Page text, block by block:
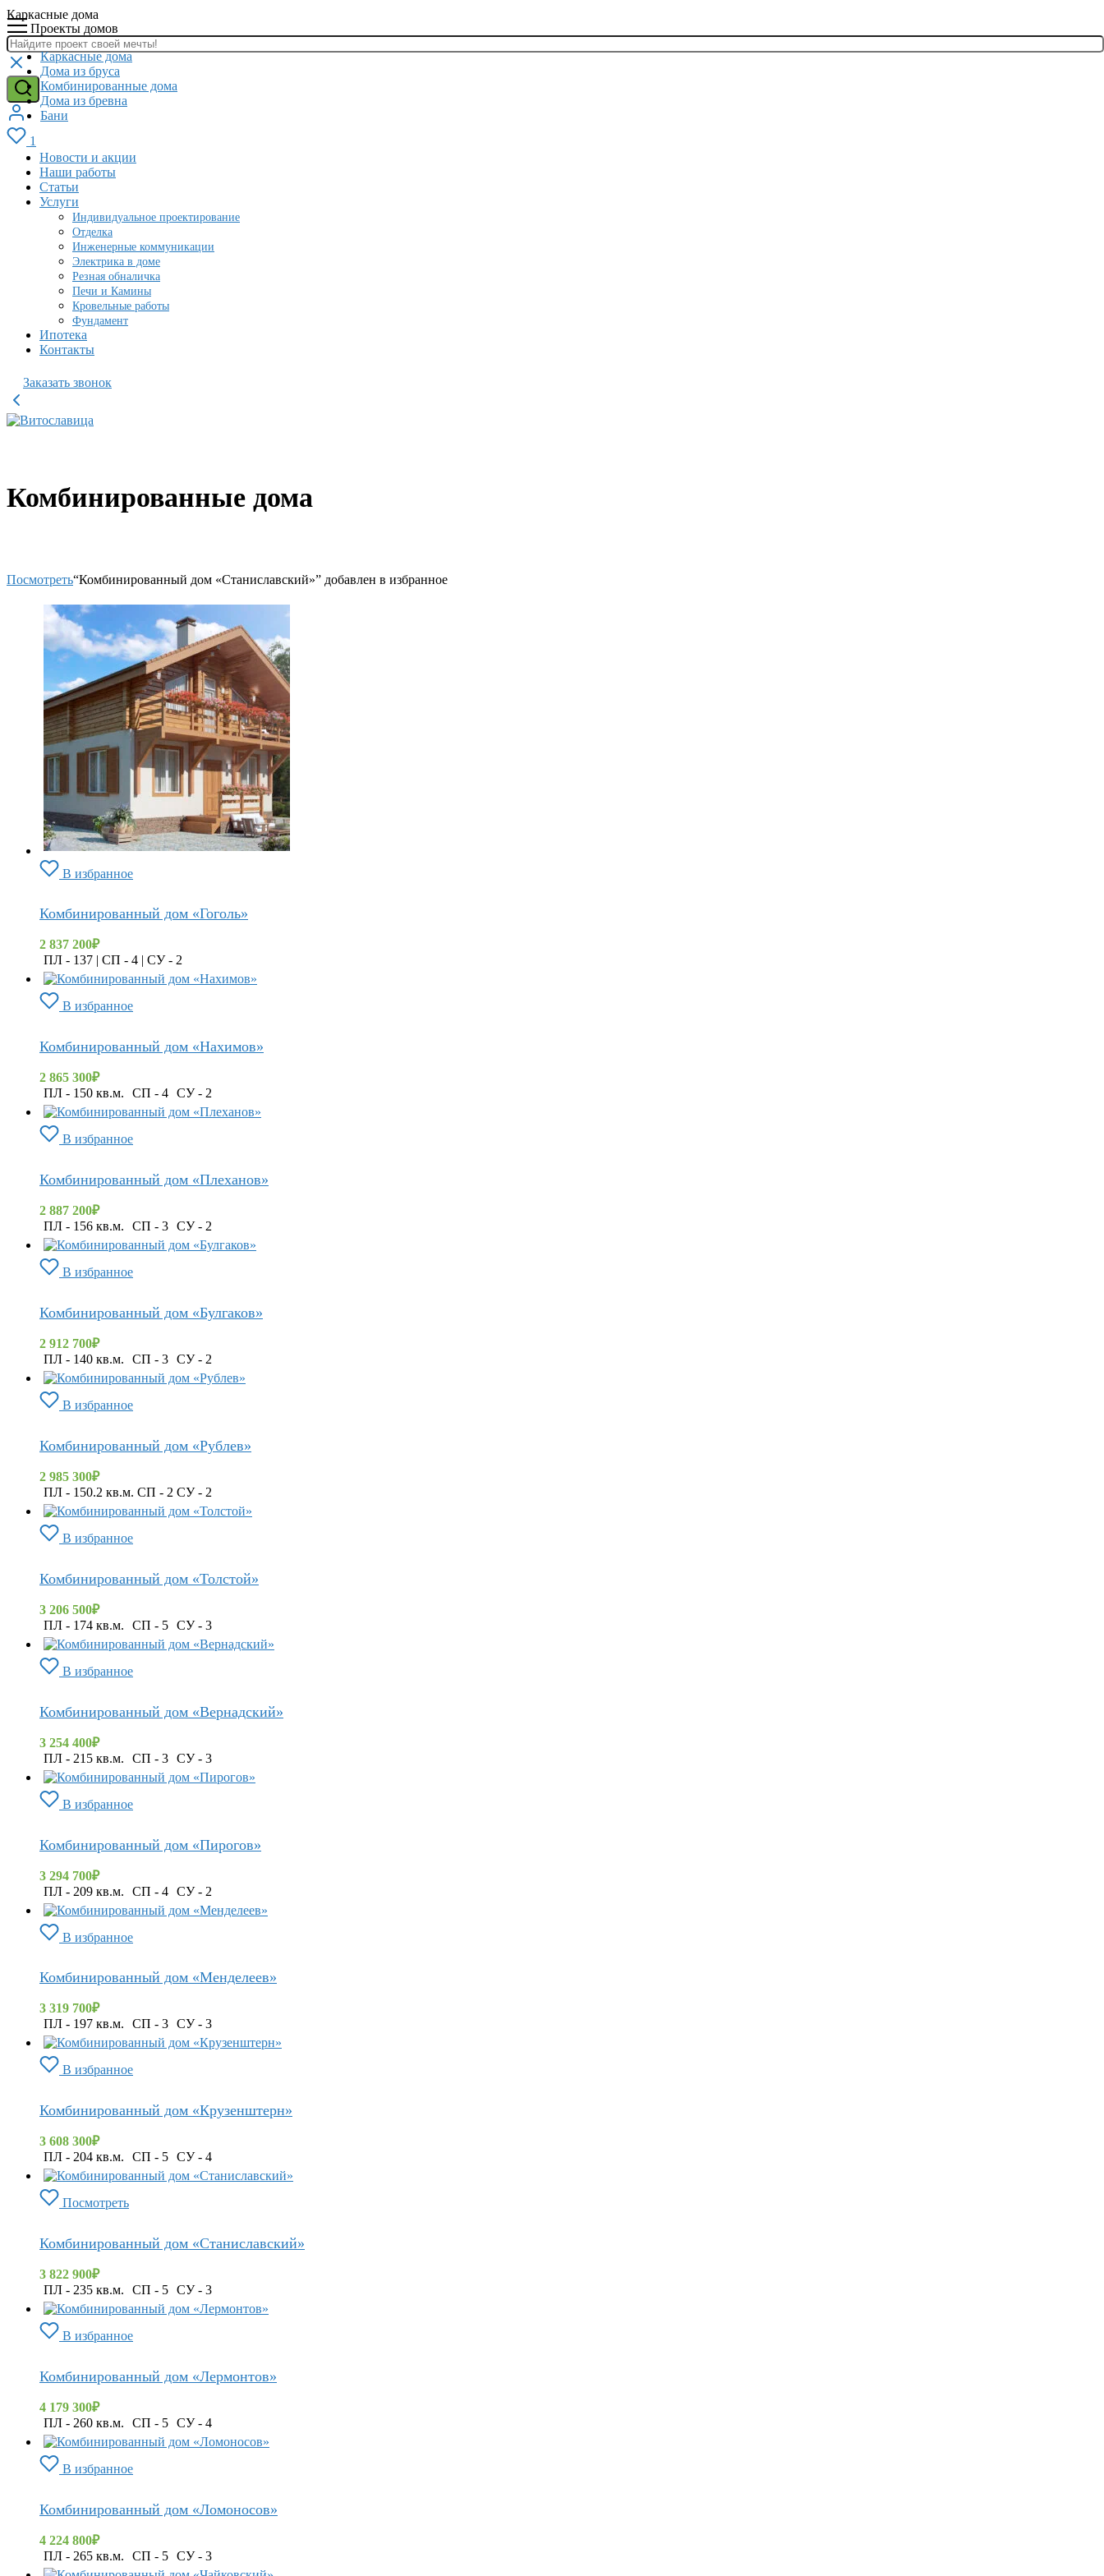
Каркасные дома
1
Проекты домов
Каркасные дома
Дома из бруса
Комбинированные дома
Дома из бревна
Бани
Новости и акции
Наши работы
Статьи
Услуги
Индивидуальное проектирование
Отделка
Инженерные коммуникации
Электрика в доме
Резная обналичка
Печи и Камины
Кровельные работы
Фундамент
Ипотека
Контакты
Заказать звонок
Комбинированные дома
Посмотреть“Комбинированный дом «Станиславский»” добавлен в избранное
В избранное
Комбинированный дом «Гоголь»
2 837 200₽
ПЛ - 137 | СП - 4 | СУ - 2
В избранное
Комбинированный дом «Нахимов»
2 865 300₽
ПЛ - 150 кв.м.
СП - 4 СУ - 2
В избранное
Комбинированный дом «Плеханов»
2 887 200₽
ПЛ - 156 кв.м.
СП - 3 СУ - 2
В избранное
Комбинированный дом «Булгаков»
2 912 700₽
ПЛ - 140 кв.м.
СП - 3 СУ - 2
В избранное
Комбинированный дом «Рублев»
2 985 300₽
ПЛ - 150.2 кв.м. СП - 2 СУ - 2
В избранное
Комбинированный дом «Толстой»
3 206 500₽
ПЛ - 174 кв.м.
СП - 5 СУ - 3
В избранное
Комбинированный дом «Вернадский»
3 254 400₽
ПЛ - 215 кв.м.
СП - 3 СУ - 3
В избранное
Комбинированный дом «Пирогов»
3 294 700₽
ПЛ - 209 кв.м.
СП - 4 СУ - 2
В избранное
Комбинированный дом «Менделеев»
3 319 700₽
ПЛ - 197 кв.м.
СП - 3 СУ - 3
В избранное
Комбинированный дом «Крузенштерн»
3 608 300₽
ПЛ - 204 кв.м.
СП - 5 СУ - 4
Посмотреть
Комбинированный дом «Станиславский»
3 822 900₽
ПЛ - 235 кв.м.
СП - 5 СУ - 3
В избранное
Комбинированный дом «Лермонтов»
4 179 300₽
ПЛ - 260 кв.м.
СП - 5 СУ - 4
В избранное
Комбинированный дом «Ломоносов»
4 224 800₽
ПЛ - 265 кв.м.
СП - 5 СУ - 3